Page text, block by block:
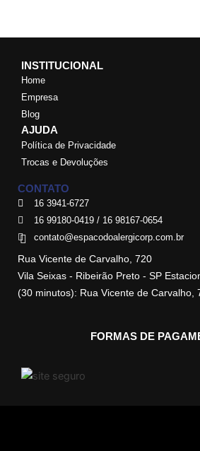
INSTITUCIONAL
Home
Empresa
Blog
AJUDA
Política de Privacidade
Trocas e Devoluções
CONTATO
16 3941-6727
16 99180-0419 / 16 98167-0654
contato@espacodoalergicorp.com.br
Rua Vicente de Carvalho, 720
Vila Seixas - Ribeirão Preto - SP
(30 minutos): Rua Vicente de Carvalho,
FORMAS DE